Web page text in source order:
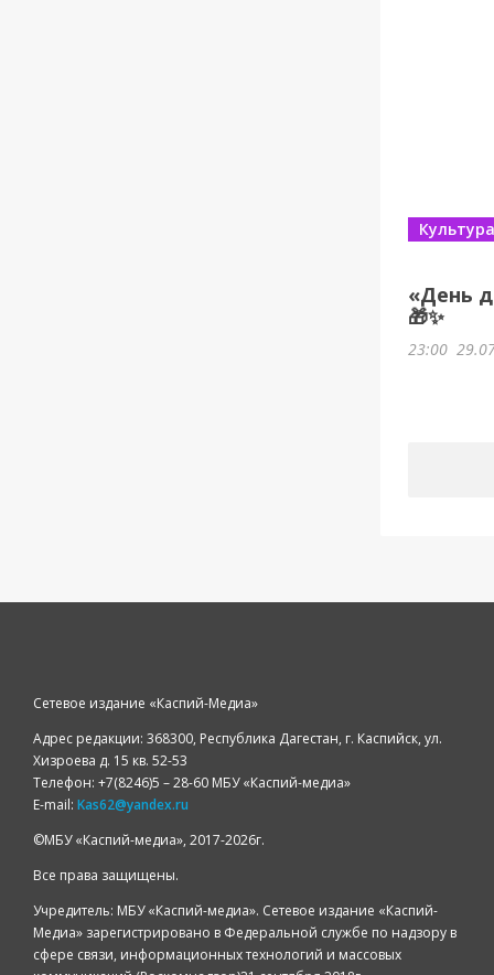
«День
🎁✨
Культура
23:00
Сетевое издание «Каспий-Медиа»
Адрес редакции: 368300, Республика Дагестан, г. Каспийск, ул.
Хизроева д. 15 кв. 52-53
Телефон: +7(8246)5 – 28-60 МБУ «Каспий-медиа»
E-mail: Kas62@yandex.ru
©️МБУ «Каспий-медиа», 2017-2026г.
Все права защищены.
Учредитель: МБУ «Каспий-медиа». Сетевое издание «Каспий-
Медиа» зарегистрировано в Федеральной службе по надзору в
сфере связи, информационных технологий и массовых